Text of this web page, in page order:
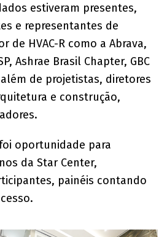
estiveram presentes,
e representantes de
de HVAC-R como a Abrava,
Ashrae Brasil Chapter, GBC
além de projetistas, diretores
e construção,
oportunidade para
da Star Center,
painéis contando